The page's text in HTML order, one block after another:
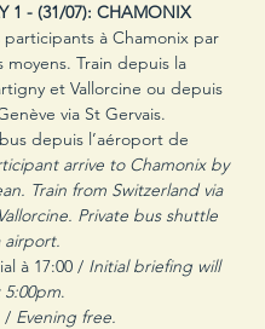
1 - (31/07): CHAMONIX
à Chamonix par
moyens. Train depuis la
et Vallorcine ou depuis
via St Gervais.
depuis l’aéroport de
arrive to Chamonix by
Train from Switzerland via
Private bus shuttle
airport.
à 17:00 / Initial briefing will
.
/ Evening free.